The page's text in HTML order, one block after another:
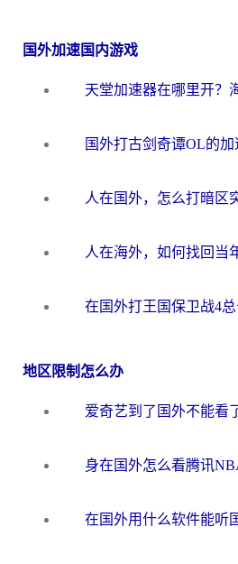
国外加速国内游戏
地区限制怎么办